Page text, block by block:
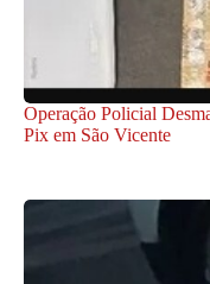
Operação Policial
Pix em São Vicente